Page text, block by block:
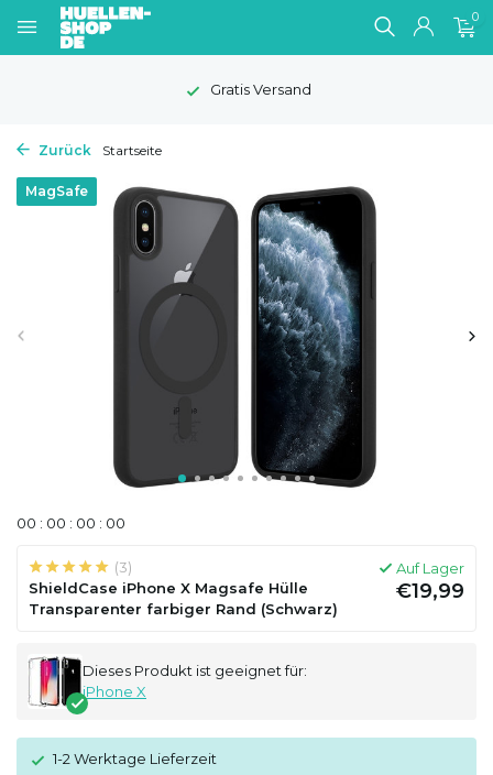
0
Gratis Versand
Zurück Startseite
MagSafe
00 : 00 : 00 : 00
(3)
ShieldCase iPhone X Magsafe Hülle
Transparenter farbiger Rand (Schwarz)
Auf Lager
€19,99
Dieses Produkt ist geeignet für:
iPhone X
1-2 Werktage Lieferzeit